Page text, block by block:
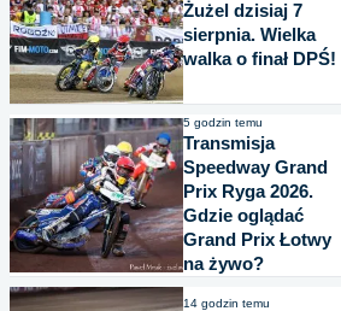
Żużel dzisiaj 7
sierpnia. Wielka
walka o finał DPŚ!
5 godzin temu
Transmisja
Speedway Grand
Prix Ryga 2026.
Gdzie oglądać
Grand Prix Łotwy
na żywo?
14 godzin temu